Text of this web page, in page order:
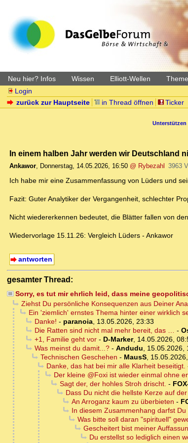
Neu hier? Infos Wissen Elliott-Wellen
Login
zurück zur Hauptseite
in Thread öffnen Ticker
Unterstützen
In einem halben Jahr werden wir Deutschland
Ankawor, Donnerstag, 14.05.2026, 16:50 @ Rybezahl 3963
Ich habe mir eine Zusammenfassung von Lüders und
Fazit: Guter Analytiker der Vergangenheit, schlechter
Nicht wiedererkennen bedeutet, die Blätter fallen von
Wiedervorlage 15.11.26: Vergleich Lüders - Ankawor
antworten
gesamter Thread:
Sorry, es tut mir ehrlich leid, dass meine
Ziehst Du persönliche Konsequenzen aus Deiner
Ein 'ziemlich' ernstes Thema hinter einer wirklich
Danke! - paranoia, 13.05.2026, 23:33
Die Ratten sind nicht mal mehr bereit, das … -
+1, Familie geht vor- D-Marker, 14.05.2026,
Was meinst du damit...?- Andudu, 15.05.2026,
Technischen Geschehen - MausS,
Danke, das hat bei mir alle Klarheit beseitigt.
Der kleine @Foxi ist wieder einmal ohne
Sagt der, der hohles Stroh drischt. -
Dass Du nicht die hellste Kerze auf
An Arroganz kaum zu überbieten -
In diesem Zusammenhang darfst
Was bitte soll daran "spirituell"
Gescheitert bist meiner
Du erstellst so lediglich einen